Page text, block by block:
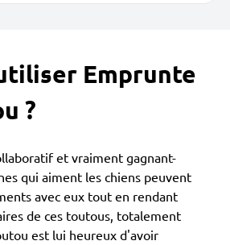
Emprunte
?
et vraiment gagnant-
qui aiment les chiens peuvent
avec eux tout en rendant
de ces toutous, totalement
est lui heureux d'avoir